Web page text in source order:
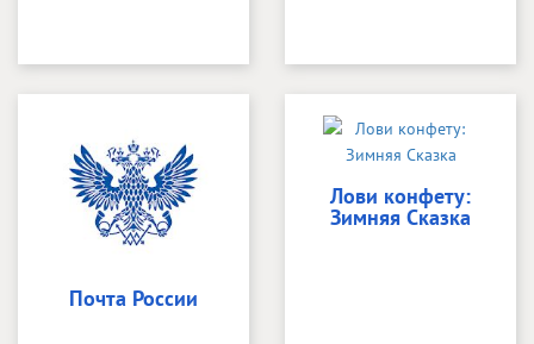
Почта России
Лови конфету:
Зимняя Сказка